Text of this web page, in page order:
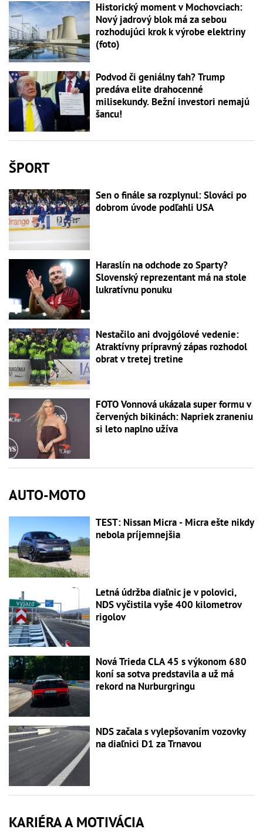
Historický moment v Mochovciach:
Nový jadrový blok má za sebou
rozhodujúci krok k výrobe elektriny
(foto)
Podvod či geniálny ťah? Trump
predáva elite drahocenné
milisekundy. Bežní investori nemajú
šancu!
ŠPORT
Sen o finále sa rozplynul: Slováci po
dobrom úvode podľahli USA
Haraslín na odchode zo Sparty?
Slovenský reprezentant má na stole
lukratívnu ponuku
Nestačilo ani dvojgólové vedenie:
Atraktívny prípravný zápas rozhodol
obrat v tretej tretine
FOTO Vonnová ukázala super formu v
červených bikinách: Napriek zraneniu
si leto naplno užíva
AUTO-MOTO
TEST: Nissan Micra - Micra ešte nikdy
nebola príjemnejšia
Letná údržba diaľnic je v polovici,
NDS vyčistila vyše 400 kilometrov
rigolov
Nová Trieda CLA 45 s výkonom 680
koní sa sotva predstavila a už má
rekord na Nurburgringu
NDS začala s vylepšovaním vozovky
na diaľnici D1 za Trnavou
KARIÉRA A MOTIVÁCIA